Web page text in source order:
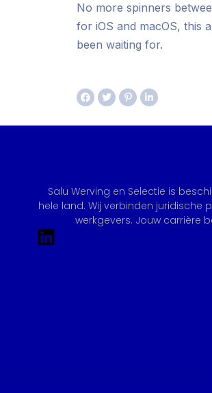
No more spinners
for iOS and macOS, this
been waiting for.
Salu Werving en Selectie is
hele land. Wij verbinden juridische
werkgevers. Jouw carrière